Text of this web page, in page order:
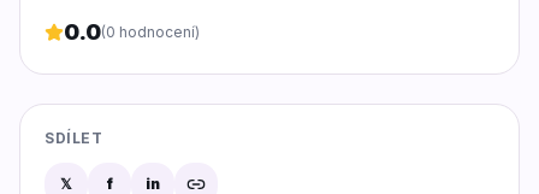
0.0(0 hodnocení)
SDÍLET
𝕏 f in